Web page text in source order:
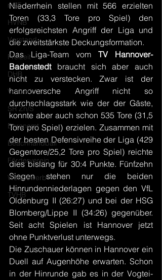
mJE
HVNB
Vorstand
Freizeit
DHB
Vorbericht
SR Zn/S
Ehrenamt
Beachhandball
Förderverein
Wettbewerb
TVHB
Niederrhein stellen mit 566 erzielten
Toren (33,3 Tore pro Spiel) den
erfolgsreichsten Angriff der Liga und
die zweitstärkste Deckungsformation.
Das Liga-Team vom TV Hannover-
Badenstedt braucht sich aber auch
nicht zu verstecken. Zwar ist der
hannoversche Angriff nicht so
durchschlagsstark wie der der Gäste,
konnte aber auch schon 535 Tore (31,5
Tore pro Spiel) erzielen. Zusammen mit
der besten Defensivreihe der Liga (429
Gegentore/25,2 Tore pro Spiel) reichte
dies bislang für 30:4 Punkte. Fünfzehn
Siegen stehen nur die beiden
Hinrundenniederlagen gegen den VfL
Oldenburg II (26:27) und bei der HSG
Blomberg/Lippe II (34:26) gegenüber.
Seit acht Spielen ist Hannover jetzt
ohne Punktverlust unterwegs.
Die Zuschauer können in Hannover ein
Duell auf Augenhöhe erwarten. Schon
in der Hinrunde gab es in der Vogtei-